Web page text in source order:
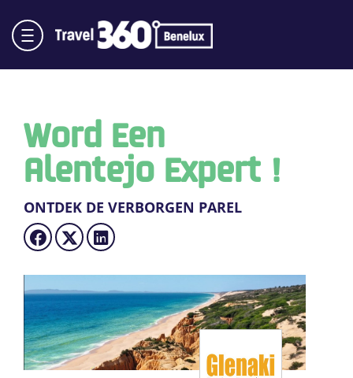
Word Een
Alentejo Expert !
ONTDEK DE VERBORGEN PAREL